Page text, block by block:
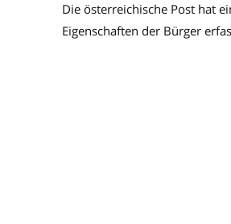
Die österreichische Post hat
Eigenschaften der Bürger